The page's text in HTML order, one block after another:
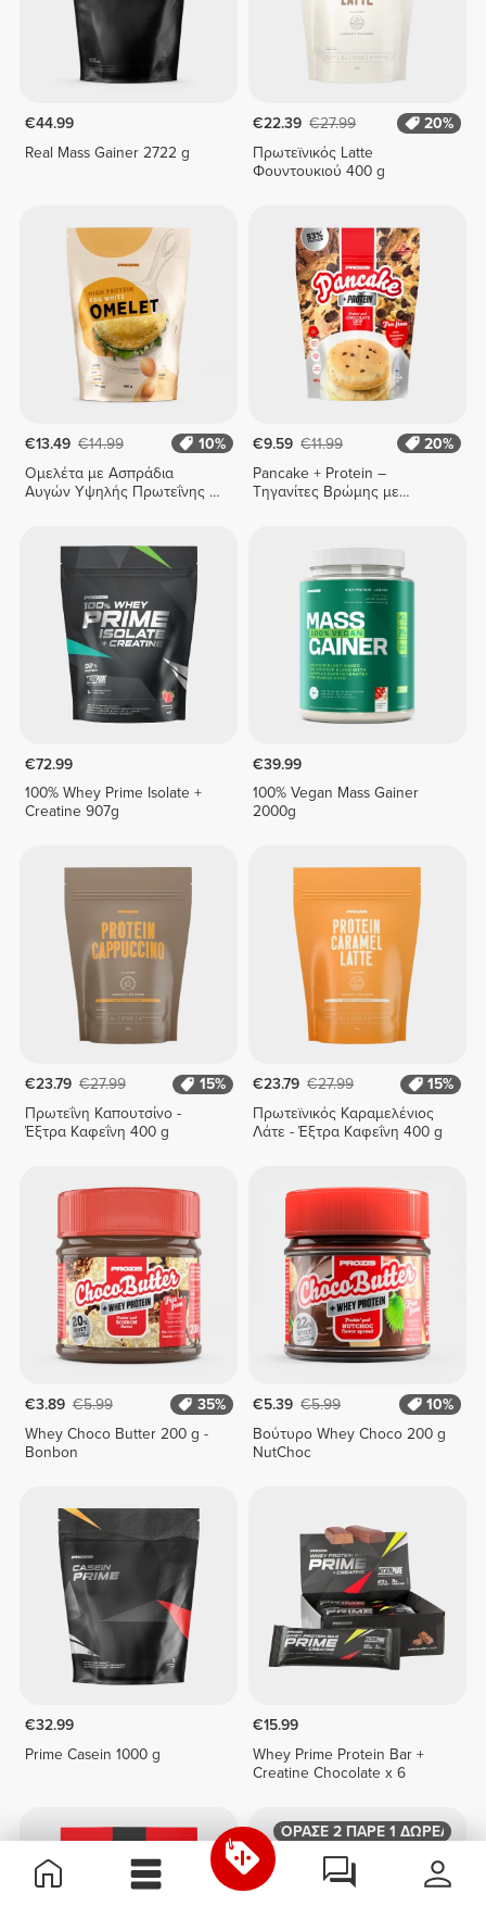
€44.99
Real Mass Gainer 2722 g
€22.39 €27.99
20%
Πρωτεϊνικός Latte
Φουντουκιού 400 g
€13.49 €14.99
10%
Ομελέτα με Ασπράδια
Αυγών Υψηλής Πρωτεΐνης -
€9.59 €11.99
20%
Pancake + Protein –
Τηγανίτες Βρώμης με
€72.99
100% Whey Prime Isolate +
Creatine 907g
€39.99
100% Vegan Mass Gainer
2000g
€23.79 €27.99
15%
Πρωτεΐνη Καπουτσίνο -
Έξτρα Καφεΐνη 400 g
€23.79 €27.99
15%
Πρωτεϊνικός Καραμελένιος
Λάτε - Έξτρα Καφεΐνη 400 g
€3.89 €5.99
35%
Whey Choco Butter 200 g -
Bonbon
€5.39 €5.99
10%
Βούτυρο Whey Choco 200 g
NutChoc
€32.99
Prime Casein 1000 g
€15.99
Whey Prime Protein Bar +
Creatine Chocolate x 6
ΑΓΟΡΑΣΕ 2 ΠΑΡΕ 1 ΔΩΡΕΑΝ